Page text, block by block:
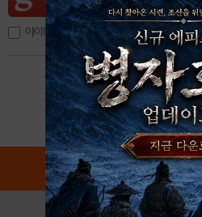
아이디, 이메일 저장
아이디 / 비밀번호 찾기
로그인 PC버전